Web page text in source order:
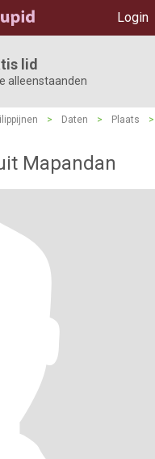
Login
lid
alleenstaanden
> Daten > Plaats
>
Mapandan